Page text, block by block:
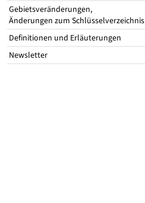
Gebietsveränderungen,
Änderungen zum Schlüsselverzeichnis
Definitionen und Erläuterungen
Newsletter